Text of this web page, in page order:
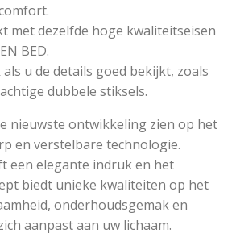
met dezelfde hoge kwaliteitseisen
BED.
u de details goed bekijkt, zoals
dubbele stiksels.
nieuwste ontwikkeling zien op het
en verstelbare technologie.
een elegante indruk en het
biedt unieke kwaliteiten op het
onderhoudsgemak en
aanpast aan uw lichaam.